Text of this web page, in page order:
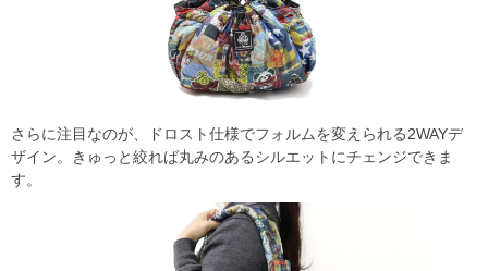
さらに注目なのが、ドロスト仕様でフォルムを変えられる2WAYデ
ザイン。きゅっと絞れば丸みのあるシルエットにチェンジできま
す。